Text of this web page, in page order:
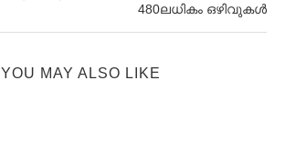
480ലധികം ഒഴിവുകള്‍
YOU MAY ALSO LIKE